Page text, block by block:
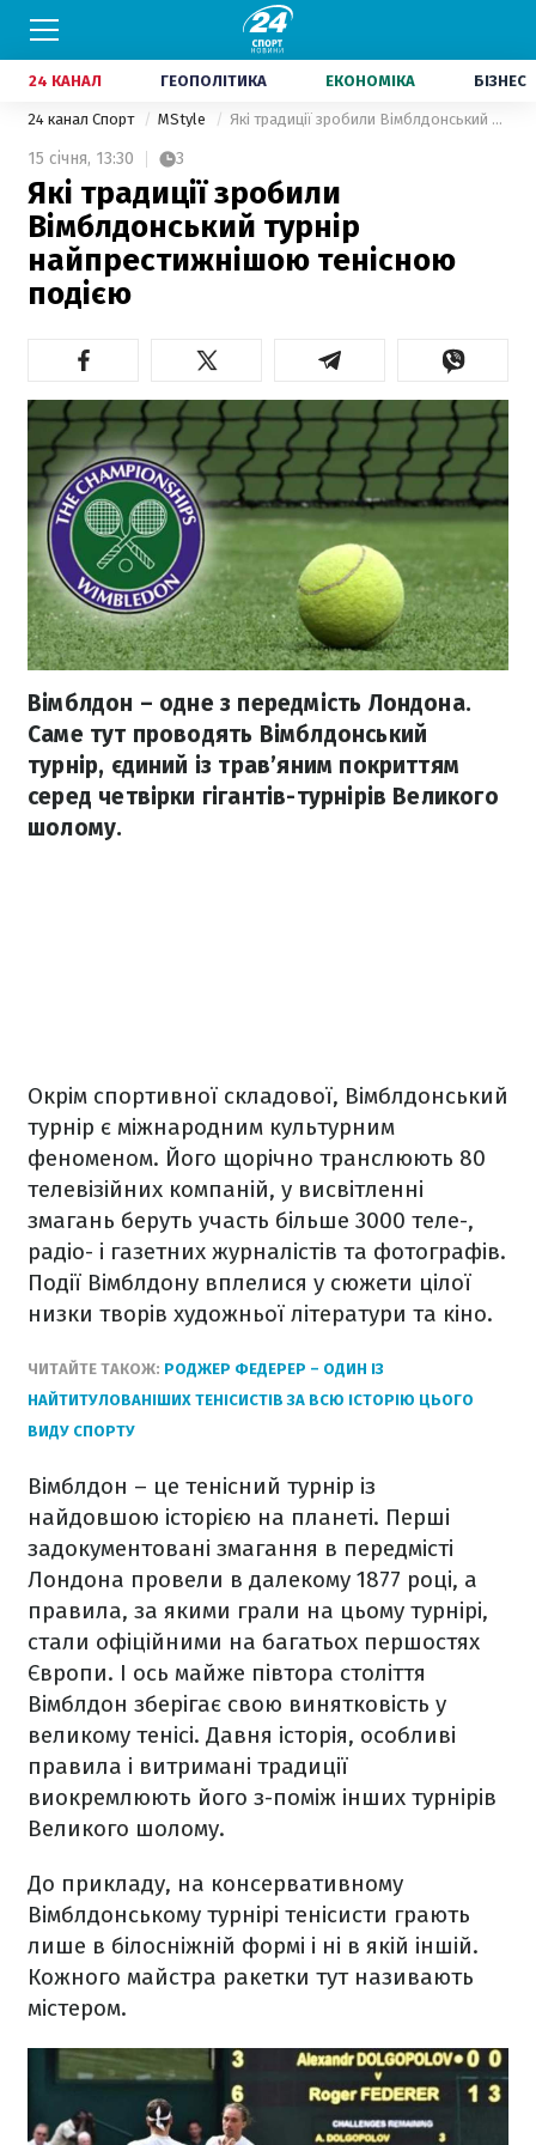
24 КАНАЛ ГЕОПОЛІТИКА ЕКОНОМІКА БІЗНЕС
24 канал Спорт MStyle Які традиції зробили Вімблдонський турнір найпрестижнішою тенісною подією
15 січня, 13:30 3
Які традиції зробили
Вімблдонський турнір
найпрестижнішою тенісною
подією
Вімблдон – одне з передмість Лондона.
Саме тут проводять Вімблдонський
турнір, єдиний із трав’яним покриттям
серед четвірки гігантів-турнірів Великого
шолому.
Окрім спортивної складової, Вімблдонський
турнір є міжнародним культурним
феноменом. Його щорічно транслюють 80
телевізійних компаній, у висвітленні
змагань беруть участь більше 3000 теле-,
радіо- і газетних журналістів та фотографів.
Події Вімблдону вплелися у сюжети цілої
низки творів художньої літератури та кіно.
ЧИТАЙТЕ ТАКОЖ: РОДЖЕР ФЕДЕРЕР – ОДИН ІЗ
НАЙТИТУЛОВАНІШИХ ТЕНІСИСТІВ ЗА ВСЮ ІСТОРІЮ ЦЬОГО
ВИДУ СПОРТУ
Вімблдон – це тенісний турнір із
найдовшою історією на планеті. Перші
задокументовані змагання в передмісті
Лондона провели в далекому 1877 році, а
правила, за якими грали на цьому турнірі,
стали офіційними на багатьох першостях
Європи. І ось майже півтора століття
Вімблдон зберігає свою винятковість у
великому тенісі. Давня історія, особливі
правила і витримані традиції
виокремлюють його з-поміж інших турнірів
Великого шолому.
До прикладу, на консервативному
Вімблдонському турнірі тенісисти грають
лише в білосніжній формі і ні в якій іншій.
Кожного майстра ракетки тут називають
містером.